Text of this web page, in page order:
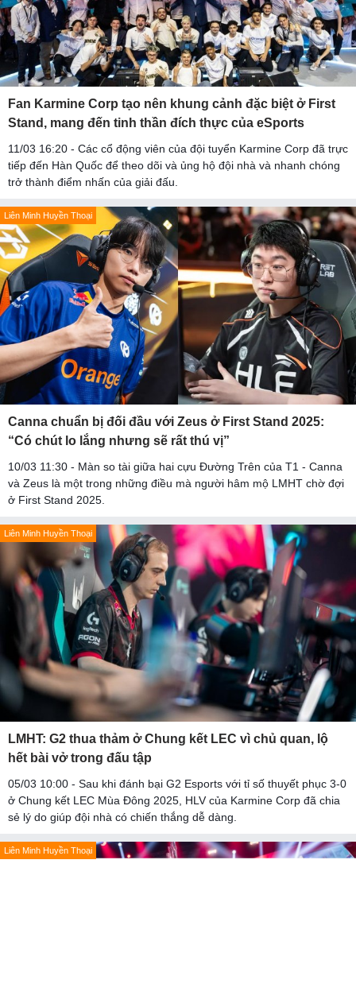
Fan Karmine Corp tạo nên khung cảnh đặc biệt ở First
Stand, mang đến tinh thần đích thực của eSports
11/03 16:20 - Các cổ động viên của đội tuyển Karmine Corp đã trực
tiếp đến Hàn Quốc để theo dõi và ủng hộ đội nhà và nhanh chóng
trở thành điểm nhấn của giải đấu.
Liên Minh Huyền Thoại
Canna chuẩn bị đối đầu với Zeus ở First Stand 2025:
“Có chút lo lắng nhưng sẽ rất thú vị”
10/03 11:30 - Màn so tài giữa hai cựu Đường Trên của T1 - Canna
và Zeus là một trong những điều mà người hâm mộ LMHT chờ đợi
ở First Stand 2025.
Liên Minh Huyền Thoại
LMHT: G2 thua thảm ở Chung kết LEC vì chủ quan, lộ
hết bài vở trong đấu tập
05/03 10:00 - Sau khi đánh bại G2 Esports với tỉ số thuyết phục 3-0
ở Chung kết LEC Mùa Đông 2025, HLV của Karmine Corp đã chia
sẻ lý do giúp đội nhà có chiến thắng dễ dàng.
Liên Minh Huyền Thoại